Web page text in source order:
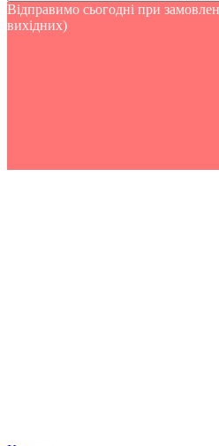
Відправимо сьогодні при
вихідних)